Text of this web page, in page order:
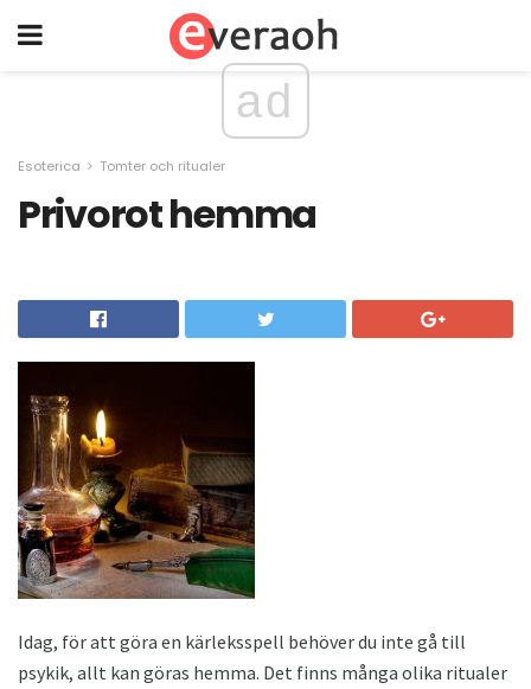
ad
Esoterica Tomter och ritualer
Privorot hemma
Idag, för att göra en kärleksspell behöver du inte gå till
psykik, allt kan göras hemma. Det finns många olika ritualer